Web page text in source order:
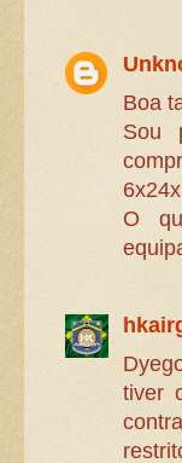
Boa
Sou
O
tiver